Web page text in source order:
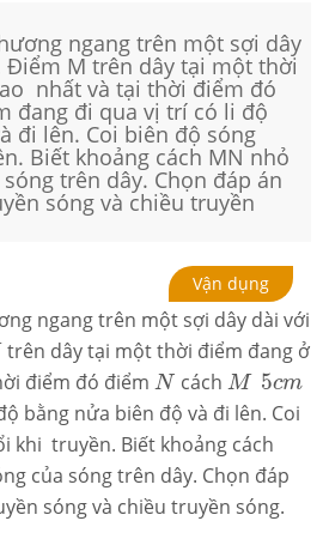
ngang trên một sợi dây
Điểm M trên dây tại một thời
nhất và tại thời điểm đó
đang đi qua vị trí có li độ
đi lên. Coi biên độ sóng
Biết khoảng cách MN nhỏ
trên dây. Chọn đáp án
sóng và chiều truyền
Vận dụng
ngang trên một sợi dây dài với
trên dây tại một thời điểm đang ở
điểm đó điểm N
N cách M
M 5cm
5cm
bằng nửa biên độ và đi lên. Coi
khi truyền. Biết khoảng cách
của sóng trên dây. Chọn đáp
sóng và chiều truyền sóng.